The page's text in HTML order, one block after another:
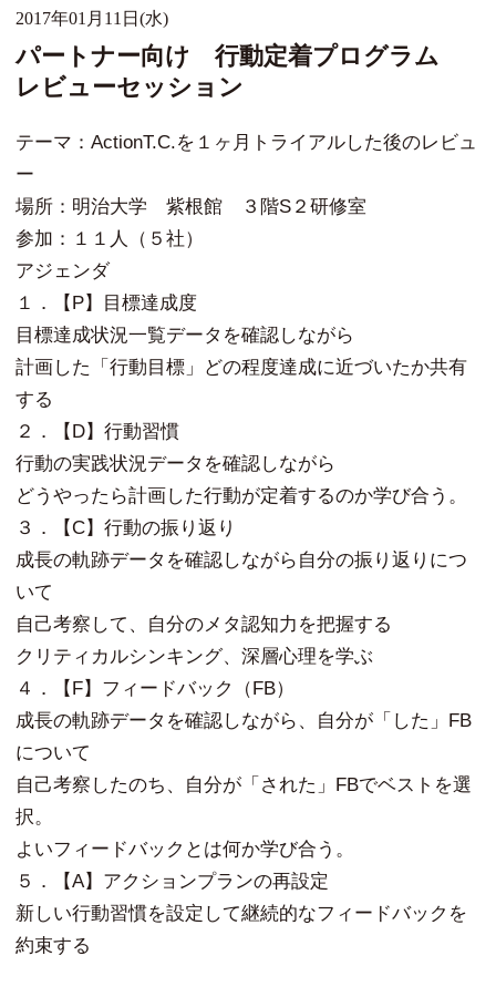
2017年01月11日(水)
パートナー向け 行動定着プログラム
レビューセッション
テーマ：ActionT.C.を１ヶ月トライアルした後のレビュ
ー
場所：明治大学 紫根館 ３階S２研修室
参加：１１人（５社）
アジェンダ
１．【P】目標達成度
目標達成状況一覧データを確認しながら
計画した「行動目標」どの程度達成に近づいたか共有
する
２．【D】行動習慣
行動の実践状況データを確認しながら
どうやったら計画した行動が定着するのか学び合う。
３．【C】行動の振り返り
成長の軌跡データを確認しながら自分の振り返りにつ
いて
自己考察して、自分のメタ認知力を把握する
クリティカルシンキング、深層心理を学ぶ
４．【F】フィードバック（FB）
成長の軌跡データを確認しながら、自分が「した」FB
について
自己考察したのち、自分が「された」FBでベストを選
択。
よいフィードバックとは何か学び合う。
５．【A】アクションプランの再設定
新しい行動習慣を設定して継続的なフィードバックを
約束する